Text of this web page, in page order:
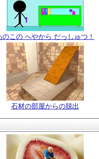
のこの へやから だっしゅつ！
石材の部屋からの脱出